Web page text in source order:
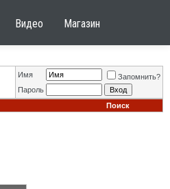
Видео Магазин
Имя
Запомнить?
Пароль
Поиск